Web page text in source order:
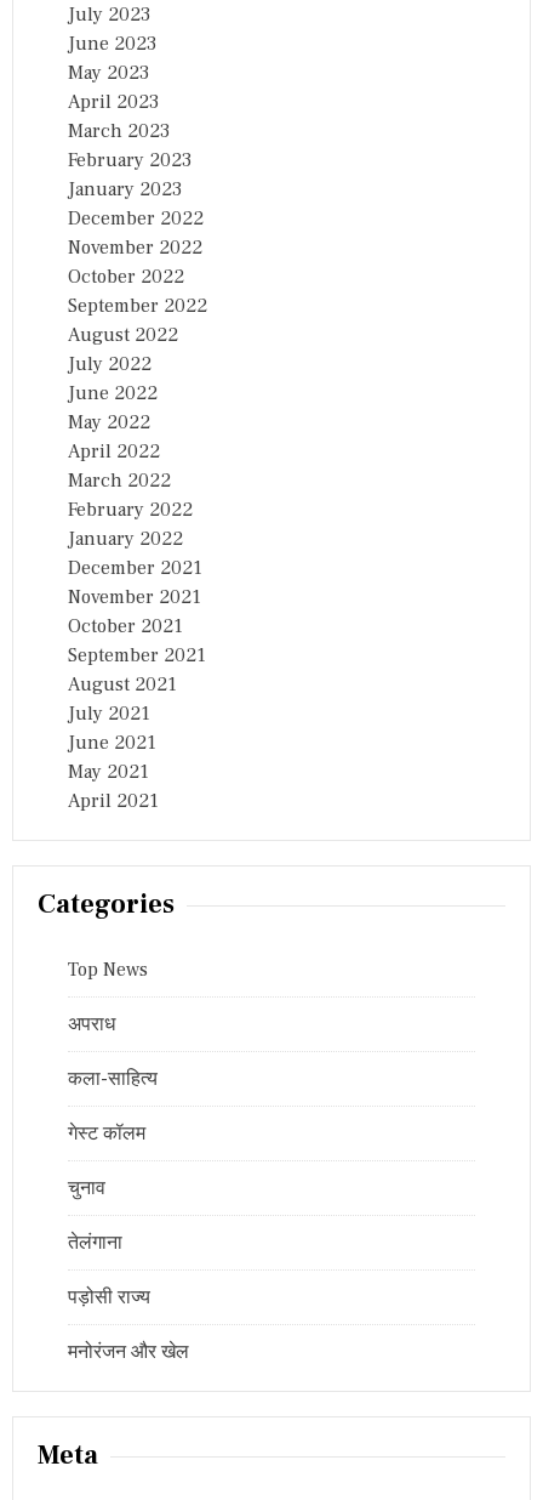
July 2023
June 2023
May 2023
April 2023
March 2023
February 2023
January 2023
December 2022
November 2022
October 2022
September 2022
August 2022
July 2022
June 2022
May 2022
April 2022
March 2022
February 2022
January 2022
December 2021
November 2021
October 2021
September 2021
August 2021
July 2021
June 2021
May 2021
April 2021
Categories
Top News
अपराध
कला-साहित्य
गेस्ट कॉलम
चुनाव
तेलंगाना
पड़ोसी राज्य
मनोरंजन और खेल
Meta